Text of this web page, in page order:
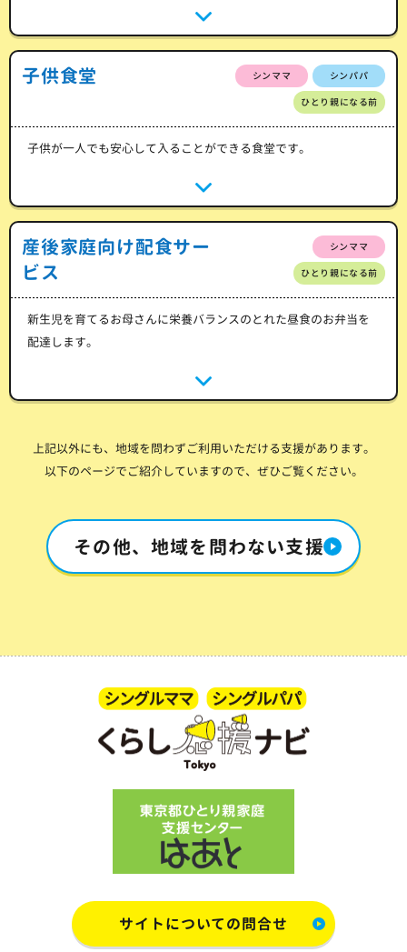
子供食堂 シンママ シンパパ
ひとり親になる前
子供が一人でも安心して入ることができる食堂です。
産後家庭向け配食サー
ビス
シンママ
ひとり親になる前
新生児を育てるお母さんに栄養バランスのとれた昼食のお弁当を
配達します。
上記以外にも、地域を問わずご利用いただける支援があります。
以下のページでご紹介していますので、ぜひご覧ください。
その他、地域を問わない支援
サイトについての問合せ